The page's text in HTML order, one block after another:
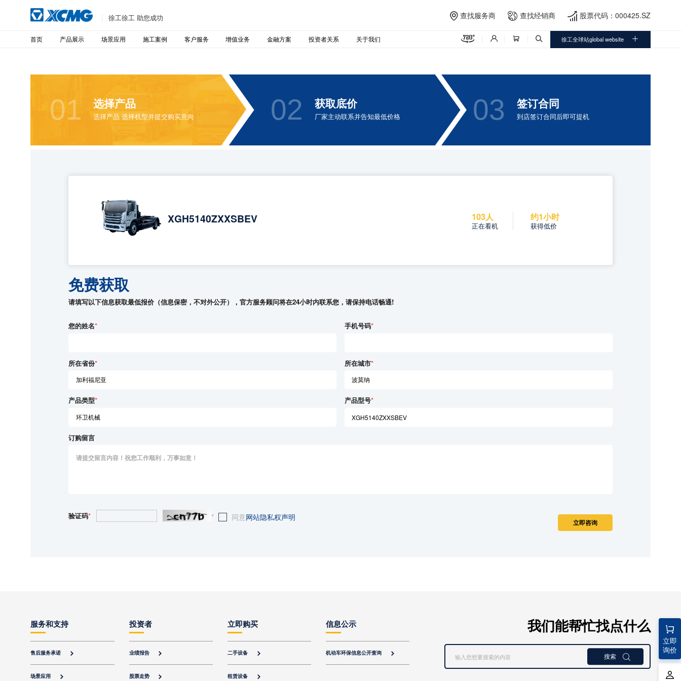
徐工徐工 助您成功  查找服务商  查找经销商  股票代码：000425.SZ
首页 产品展示 场景应用 施工案例 客户服务 增值业务 金融方案 投资者关系 关于我们     徐工全球站global website 
01 选择产品
选择产品 选择机型并提交购买意向 02 获取底价
厂家主动联系并告知最低价格 03 签订合同
到店签订合同后即可提机
XGH5140ZXXSBEV 103人
正在看机
约1小时
获得低价
免费获取
请填写以下信息获取最低报价（信息保密，不对外公开），官方服务顾问将在24小时内联系您，请保持电话畅通!
您的姓名* 手机号码*
所在省份* 所在城市*
产品类型* 产品型号*
订购留言
验证码* * 同意网站隐私权声明
立即
询价
服务和支持
售后服务承诺 
场景应用 
投资者
业绩报告 
股票走势 
立即购买
二手设备 
租赁设备 
信息公示
机动车环保信息公开查询 
我们能帮忙找点什么
搜索 